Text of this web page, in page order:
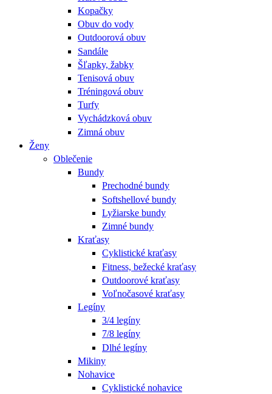
Kopačky
Obuv do vody
Outdoorová obuv
Sandále
Šľapky, žabky
Tenisová obuv
Tréningová obuv
Turfy
Vychádzková obuv
Zimná obuv
Ženy
Oblečenie
Bundy
Prechodné bundy
Softshellové bundy
Lyžiarske bundy
Zimné bundy
Kraťasy
Cyklistické kraťasy
Fitness, bežecké kraťasy
Outdoorové kraťasy
Voľnočasové kraťasy
Legíny
3/4 legíny
7/8 legíny
Dlhé legíny
Mikiny
Nohavice
Cyklistické nohavice